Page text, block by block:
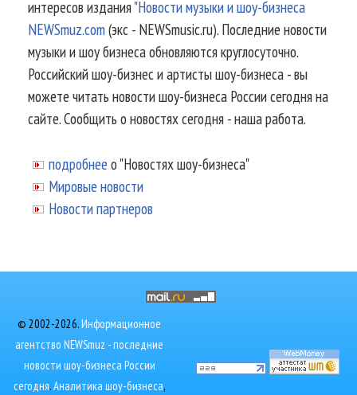
интересов издания"Новости музыки и шоу-бизнеса
NEWSmuz.com(экс - NEWSmusic.ru). Последние новости
музыки и шоу бизнеса обновляются круглосуточно.
Российский шоу-бизнес и артисты шоу-бизнеса - вы
можете читать новости шоу-бизнеса России сегодня на
сайте. Сообщить о новостях сегодня - наша работа.
подробнее о "Новостях шоу-бизнеса"
Мировые новости
Новости партнеров
© 2002-2026.Информационное
агентство NEWSmuz - последние
новости шоу-бизнеса России
сегодня.Аналитика шоу-бизнеса,